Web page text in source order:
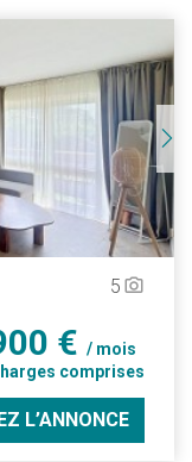
5 camera_alt
€ / mois
comprises
L’ANNONCE